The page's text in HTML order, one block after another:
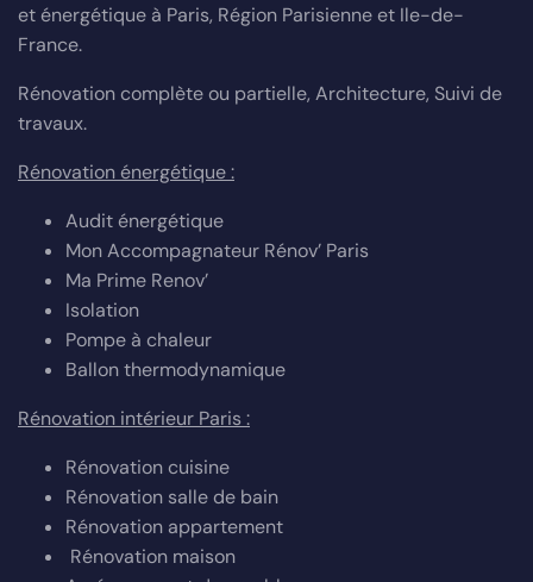
et énergétique à Paris, Région Parisienne et Ile-de-
France.
Rénovation complète ou partielle, Architecture, Suivi de
travaux.
Rénovation énergétique :
Audit énergétique
Mon Accompagnateur Rénov’ Paris
Ma Prime Renov’
Isolation
Pompe à chaleur
Ballon thermodynamique
Rénovation intérieur Paris :
Rénovation cuisine
Rénovation salle de bain
Rénovation appartement
Rénovation maison